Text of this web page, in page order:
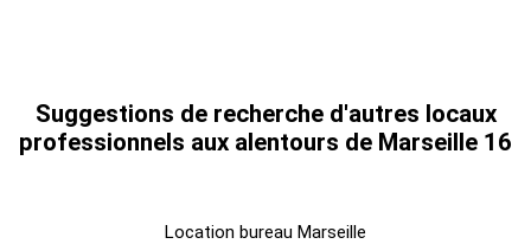
Suggestions de recherche d'autres locaux
professionnels aux alentours de Marseille 16
Location bureau Marseille